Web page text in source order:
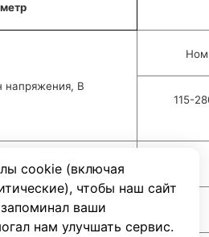
cookie (включая
чтобы наш сайт
ваши
нам улучшать сервис.
напряжения, В
115-
ВА / Вт